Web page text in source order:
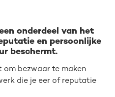
onderdeel van het
en persoonlijke
beschermt.
bezwaar te maken
die je eer of reputatie